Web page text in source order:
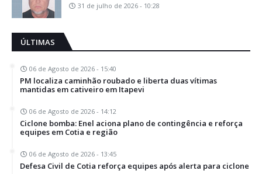
31 de julho de 2026 - 10:28
ÚLTIMAS
06 de Agosto de 2026 - 15:40
PM localiza caminhão roubado e liberta duas vítimas
mantidas em cativeiro em Itapevi
06 de Agosto de 2026 - 14:12
Ciclone bomba: Enel aciona plano de contingência e reforça
equipes em Cotia e região
06 de Agosto de 2026 - 13:45
Defesa Civil de Cotia reforça equipes após alerta para ciclone